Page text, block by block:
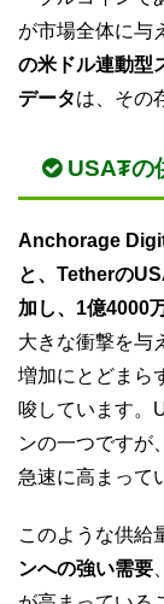
が市場全体に与
の米ドル連動型
データは、その
USA₮の
Anchorage
と、Tetherの
加し、1億4000
大きな衝撃を与
増加にとどまら
唆しています。
ンの一つですが
急速に高まって
このような供給
ンへの強い需要